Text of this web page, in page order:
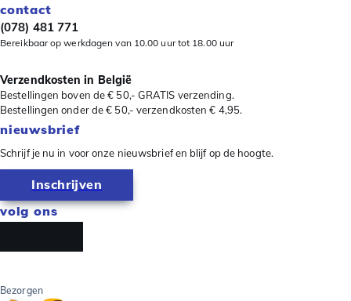
contact
(078) 481 771
Bereikbaar op werkdagen van 10.00 uur tot 18.00 uur
Verzendkosten in België
Bestellingen boven de € 50,- GRATIS verzending.
Bestellingen onder de € 50,- verzendkosten € 4,95.
nieuwsbrief
Schrijf je nu in voor onze nieuwsbrief en blijf op de hoogte.
Inschrijven
volg ons
Bezorgen